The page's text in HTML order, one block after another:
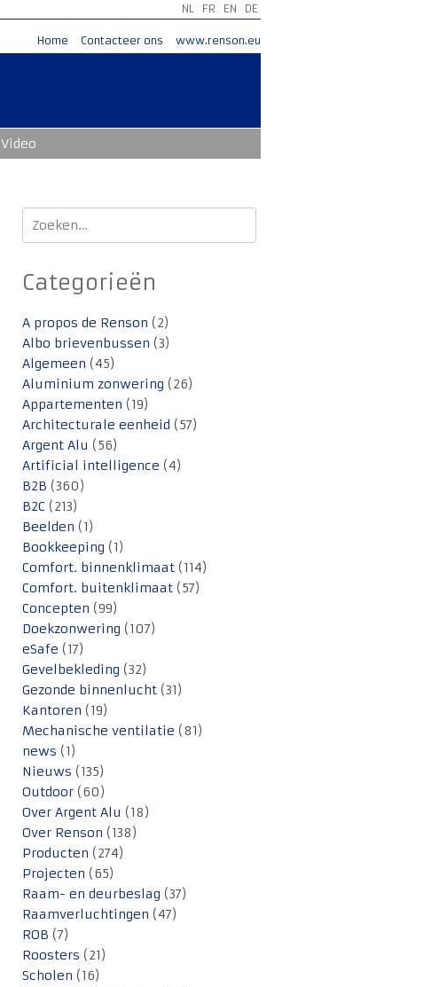
NL FR EN DE
Home Contacteer ons www.renson.eu
Video
Zoeken
naar:
Categorieën
A propos de Renson (2)
Albo brievenbussen (3)
Algemeen (45)
Aluminium zonwering (26)
Appartementen (19)
Architecturale eenheid (57)
Argent Alu (56)
Artificial intelligence (4)
B2B (360)
B2C (213)
Beelden (1)
Bookkeeping (1)
Comfort. binnenklimaat (114)
Comfort. buitenklimaat (57)
Concepten (99)
Doekzonwering (107)
eSafe (17)
Gevelbekleding (32)
Gezonde binnenlucht (31)
Kantoren (19)
Mechanische ventilatie (81)
news (1)
Nieuws (135)
Outdoor (60)
Over Argent Alu (18)
Over Renson (138)
Producten (274)
Projecten (65)
Raam- en deurbeslag (37)
Raamverluchtingen (47)
ROB (7)
Roosters (21)
Scholen (16)